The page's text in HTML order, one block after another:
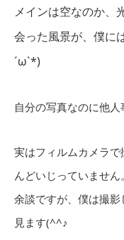
メインは空なのか、
会った風景が、僕に
´ω`*)
自分の写真なのに他
実はフィルムカメラ
んどいじっていませ
余談ですが、僕は撮
見ます(^^♪